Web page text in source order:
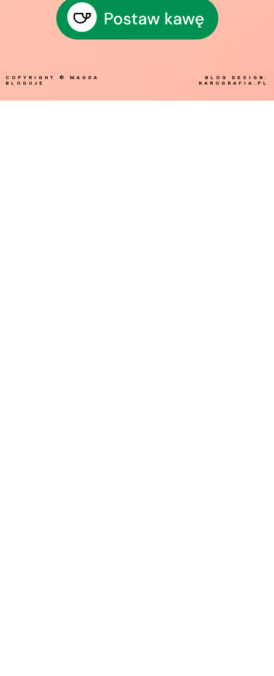
COPYRIGHT © MAGDA
BLOGUJE
BLOG DESIGN:
KAROGRAFIA.PL